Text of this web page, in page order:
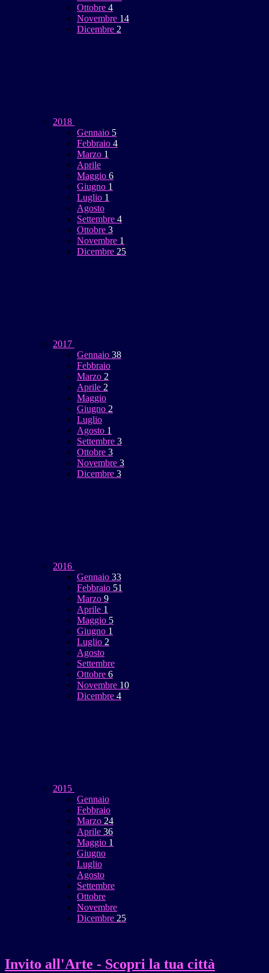
Ottobre 4
Novembre 14
Dicembre 2
2018
Gennaio 5
Febbraio 4
Marzo 1
Aprile
Maggio 6
Giugno 1
Luglio 1
Agosto
Settembre 4
Ottobre 3
Novembre 1
Dicembre 25
2017
Gennaio 38
Febbraio
Marzo 2
Aprile 2
Maggio
Giugno 2
Luglio
Agosto 1
Settembre 3
Ottobre 3
Novembre 3
Dicembre 3
2016
Gennaio 33
Febbraio 51
Marzo 9
Aprile 1
Maggio 5
Giugno 1
Luglio 2
Agosto
Settembre
Ottobre 6
Novembre 10
Dicembre 4
2015
Gennaio
Febbraio
Marzo 24
Aprile 36
Maggio 1
Giugno
Luglio
Agosto
Settembre
Ottobre
Novembre
Dicembre 25
Invito all'Arte - Scopri la tua città